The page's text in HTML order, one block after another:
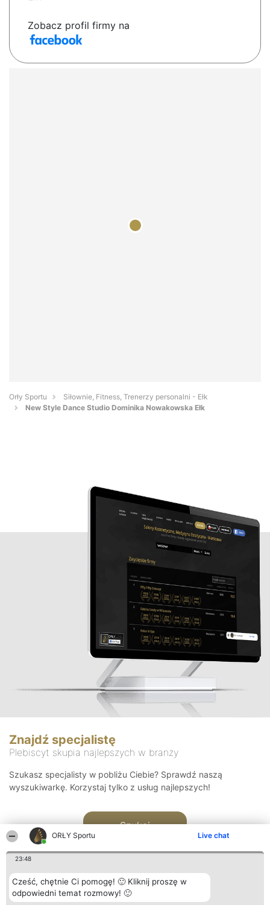
ORŁY Sportu Live chat
23:48
Cześć, chętnie Ci pomogę! 🙂 Kliknij proszę w
odpowiedni temat rozmowy! 🙂
Zobacz profil firmy na
Orły Sportu
Siłownie, Fitness, Trenerzy personalni - Ełk
New Style Dance Studio Dominika Nowakowska Ełk
Znajdź specjalistę
Plebiscyt skupia najlepszych w branży
Szukasz specjalisty w pobliżu Ciebie? Sprawdź naszą
wyszukiwarkę. Korzystaj tylko z usług najlepszych!
Szukaj